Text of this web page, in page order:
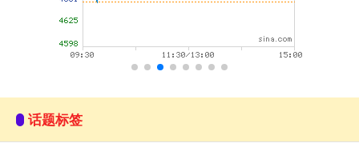
话题标签